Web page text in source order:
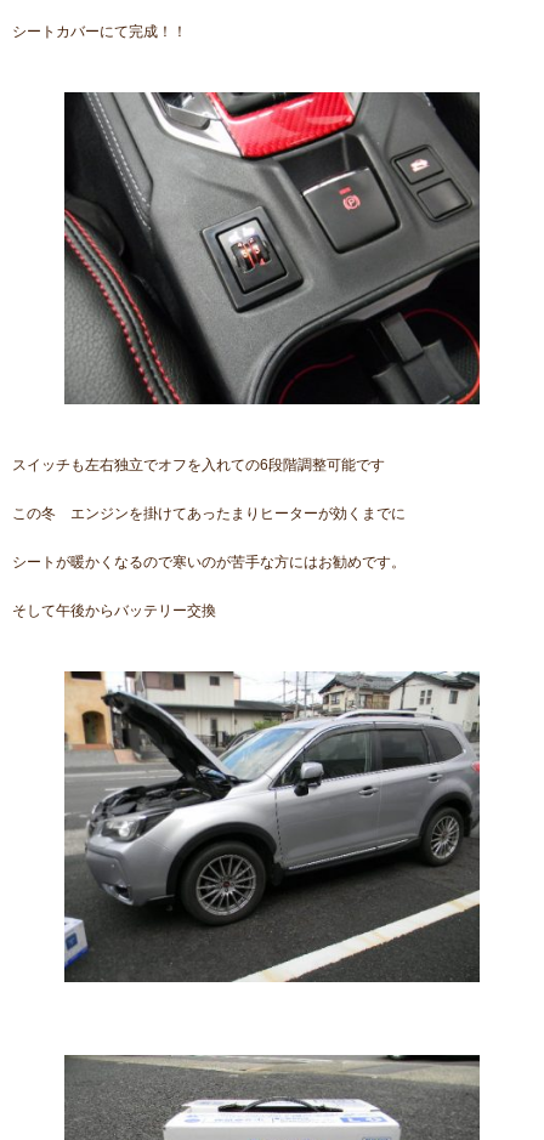
シートカバーにて完成！！
スイッチも左右独立でオフを入れての6段階調整可能です
この冬 エンジンを掛けてあったまりヒーターが効くまでに
シートが暖かくなるので寒いのが苦手な方にはお勧めです。
そして午後からバッテリー交換